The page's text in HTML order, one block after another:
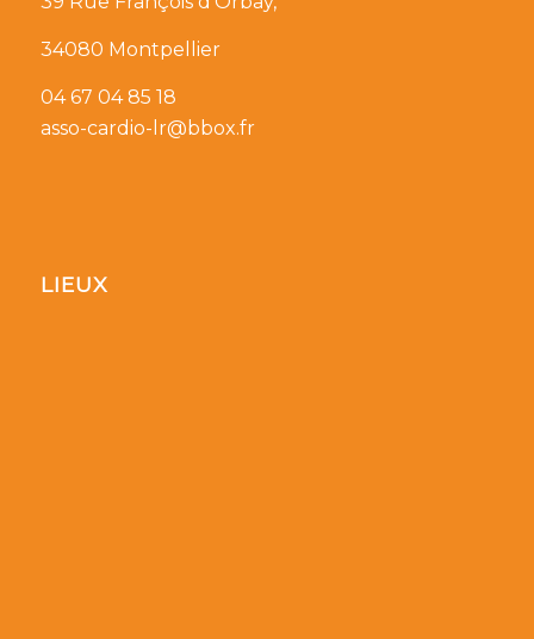
34080 Montpellier
04 67 04 85 18
asso-cardio-lr@bbox.fr
LIEUX